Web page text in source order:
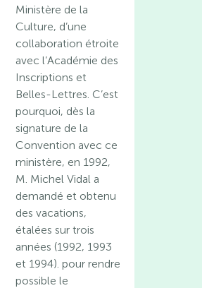
Ministère de la
Culture, d’une
collaboration étroite
avec l’Académie des
Inscriptions et
Belles-Lettres. C’est
pourquoi, dès la
signature de la
Convention avec ce
ministère, en 1992,
M. Michel Vidal a
demandé et obtenu
des vacations,
étalées sur trois
années (1992, 1993
et 1994). pour rendre
possible le